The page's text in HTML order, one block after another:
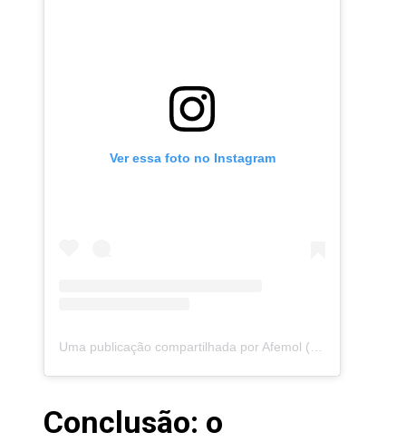
Ver essa foto no Instagram
Uma publicação compartilhada por Afemol (@afemol_projetocrescer)
Conclusão: o